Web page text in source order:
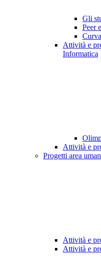
Gli
Peer
Attività e
Informatica
Attività e
Progetti area
Attività e
Attività e